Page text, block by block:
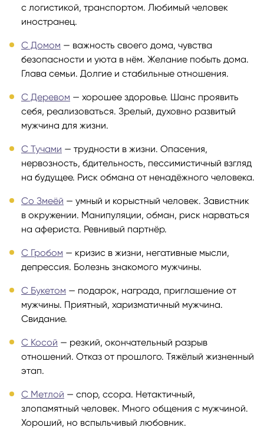
с логистикой, транспортом. Любимый человек
иностранец.
С Домом — важность своего дома, чувства
безопасности и уюта в нём. Желание побыть дома.
Глава семьи. Долгие и стабильные отношения.
С Деревом — хорошее здоровье. Шанс проявить
себя, реализоваться. Зрелый, духовно развитый
мужчина для жизни.
С Тучами — трудности в жизни. Опасения,
нервозность, бдительность, пессимистичный взгляд
на будущее. Риск обмана от ненадёжного человека.
Со Змеёй — умный и корыстный человек. Завистник
в окружении. Манипуляции, обман, риск нарваться
на афериста. Ревнивый партнёр.
С Гробом — кризис в жизни, негативные мысли,
депрессия. Болезнь знакомого мужчины.
С Букетом — подарок, награда, приглашение от
мужчины. Приятный, харизматичный мужчина.
Свидание.
С Косой — резкий, окончательный разрыв
отношений. Отказ от прошлого. Тяжёлый жизненный
этап.
С Метлой — спор, ссора. Нетактичный,
злопамятный человек. Много общения с мужчиной.
Хороший, но вспыльчивый любовник.